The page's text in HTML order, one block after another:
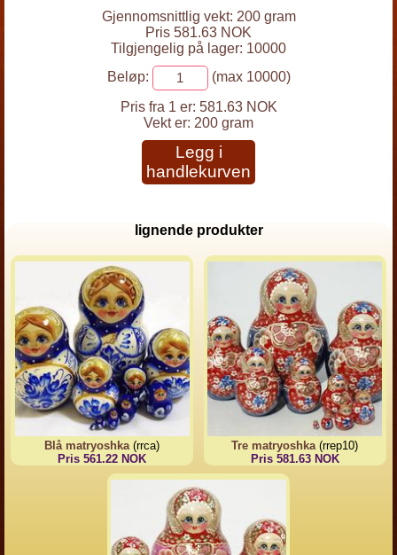
Gjennomsnittlig vekt: 200 gram
Pris 581.63 NOK
Tilgjengelig på lager: 10000
Beløp:
(max 10000)
Pris fra 1 er: 581.63 NOK
Vekt er: 200 gram
Legg i
handlekurven
lignende produkter
Blå matryoshka(rrca)
Pris 561.22 NOK
Tre matryoshka(rrep10)
Pris 581.63 NOK